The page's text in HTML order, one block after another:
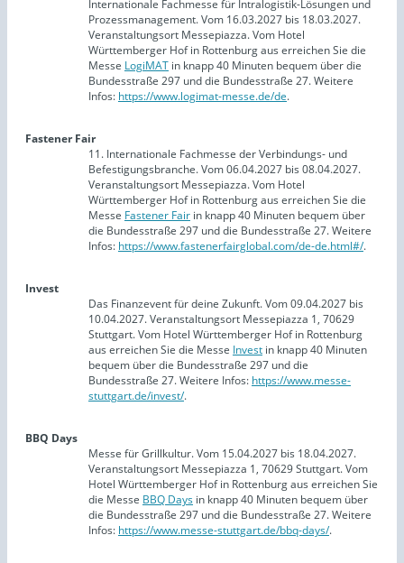
Internationale Fachmesse für Intralogistik-Lösungen und
Prozessmanagement. Vom 16.03.2027 bis 18.03.2027.
Veranstaltungsort Messepiazza. Vom Hotel
Württemberger Hof in Rottenburg aus erreichen Sie die
Messe LogiMAT in knapp 40 Minuten bequem über die
Bundesstraße 297 und die Bundesstraße 27. Weitere
Infos: https://www.logimat-messe.de/de.
Fastener Fair
11. Internationale Fachmesse der Verbindungs- und
Befestigungsbranche. Vom 06.04.2027 bis 08.04.2027.
Veranstaltungsort Messepiazza. Vom Hotel
Württemberger Hof in Rottenburg aus erreichen Sie die
Messe Fastener Fair in knapp 40 Minuten bequem über
die Bundesstraße 297 und die Bundesstraße 27. Weitere
Infos: https://www.fastenerfairglobal.com/de-de.html#/.
Invest
Das Finanzevent für deine Zukunft. Vom 09.04.2027 bis
10.04.2027. Veranstaltungsort Messepiazza 1, 70629
Stuttgart. Vom Hotel Württemberger Hof in Rottenburg
aus erreichen Sie die Messe Invest in knapp 40 Minuten
bequem über die Bundesstraße 297 und die
Bundesstraße 27. Weitere Infos: https://www.messe-
stuttgart.de/invest/.
BBQ Days
Messe für Grillkultur. Vom 15.04.2027 bis 18.04.2027.
Veranstaltungsort Messepiazza 1, 70629 Stuttgart. Vom
Hotel Württemberger Hof in Rottenburg aus erreichen Sie
die Messe BBQ Days in knapp 40 Minuten bequem über
die Bundesstraße 297 und die Bundesstraße 27. Weitere
Infos: https://www.messe-stuttgart.de/bbq-days/.